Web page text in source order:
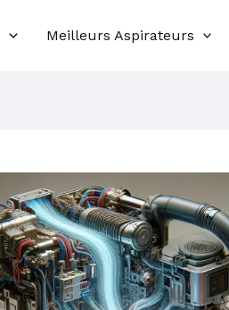
Meilleurs Aspirateurs